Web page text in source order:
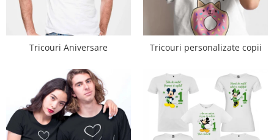
Tricouri Aniversare Tricouri personalizate copii